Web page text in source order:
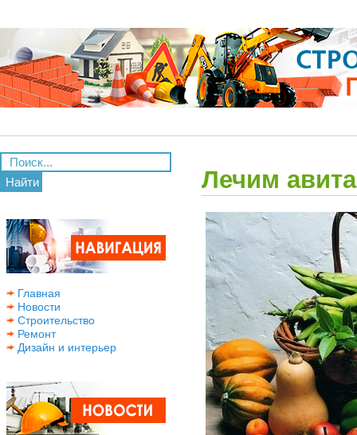
Найти
Главная
Новости
Строительство
Ремонт
Дизайн и интерьер
Лечим